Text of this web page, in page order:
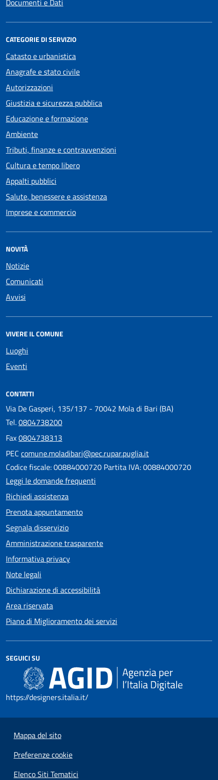
Documenti e Dati
CATEGORIE DI SERVIZIO
Catasto e urbanistica
Anagrafe e stato civile
Autorizzazioni
Giustizia e sicurezza pubblica
Educazione e formazione
Ambiente
Tributi, finanze e contravvenzioni
Cultura e tempo libero
Appalti pubblici
Salute, benessere e assistenza
Imprese e commercio
NOVITÀ
Notizie
Comunicati
Avvisi
VIVERE IL COMUNE
Luoghi
Eventi
CONTATTI
Via De Gasperi, 135/137 - 70042 Mola di Bari (BA)
Tel.0804738200
Fax0804738313
PEC comune.moladibari@pec.rupar.puglia.it
Codice fiscale: 00884000720 Partita IVA: 00884000720
Leggi le domande frequenti
Richiedi assistenza
Prenota appuntamento
Segnala disservizio
Amministrazione trasparente
Informativa privacy
Note legali
Dichiarazione di accessibilità
Area riservata
Piano di Miglioramento dei servizi
SEGUICI SU
https://designers.italia.it/
Mappa del sito
Preferenze cookie
Elenco Siti Tematici